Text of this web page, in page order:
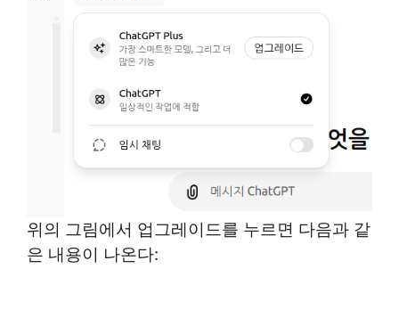
위의 그림에서 업그레이드를 누르면 다음과 같
은 내용이 나온다: